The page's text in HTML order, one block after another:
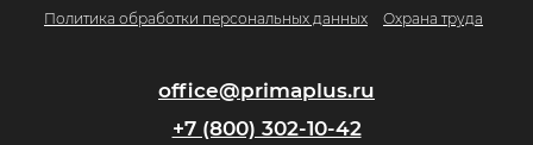
Политика обработки персональных данных
Охрана труда
office@primaplus.ru
+7 (800) 302-10-42